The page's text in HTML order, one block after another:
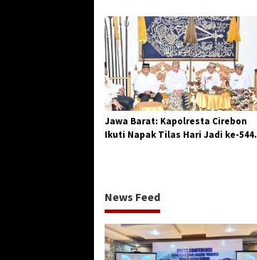
Jawa Barat: Kapolresta Cirebon
Ikuti Napak Tilas Hari Jadi ke-544,
News Feed